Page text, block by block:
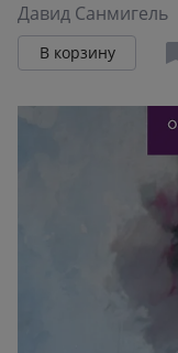
цветные
карандаши, уголь,
пастель, тушь,
мелки,
Давид Санмигель
В корзину